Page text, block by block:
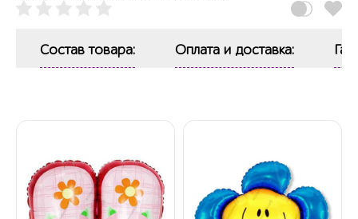
Состав товара: Оплата и доставка: